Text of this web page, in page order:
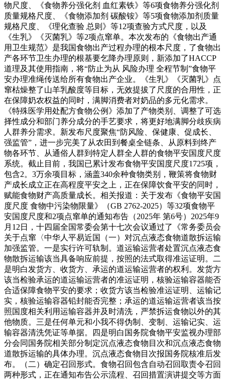
物尺度、《食物养分强化剂 血红素铁》等6项食物养分强化剂
质量规格尺度、《食物添加剂 碳酸铵》等5项食物添加剂质量
规格尺度、《理化查验 总则》等12项查验方式尺度，以及
《生乳》《灭菌乳》等2项点窜单。本次发布的《食物出产通
用卫生规范》是我国食物出产过程办理的根本尺度，了食物出
产各环节卫生办理的根基要乞降办理原则，新添加了HACCP
道理及其使用指南，将“防止为从 风险办理 全程节制”食物平
安办理准绳传送给所有食物出产企业。《生乳》《灭菌乳》点
窜枯燥整了山羊乳酸度等目标，无效提拔了尺度的合用性，正
在保障奶农权益的同时，满脚消费者对奶品的多元化需求。
《特殊医学用处配方食物公例》添加了产物类别、调整了可选
择性成分和部门养分成分的手艺要求，将更好地满脚分歧疾病
人群养分需求。新发布尺度聚焦“防风险、保健康、促成长、
强监管”，进一步完美了从农田到餐桌全链条、从原料到终产
物各环节、从通俗人群到特定人群全人群的食物平安国度尺度
系统。截止目前，我国已累计发布食物平安国度尺度1725项，
包含2。3万余项目标，涵盖340余种食物类别，鞭策将食物财
产成长成立正在高程度平安之上，正在保障饮食平安的同时，
赋能食物财产高质量成长。相关报道：关于发布《食物平安国
度尺度 食物中污染物限量》（GB 2762-2025）等32项食物平
安国度尺度和2项点窜单的通知布告（2025年 第6号）2025年9
月12日，十四届全国常委会第十七次会议通过了《常务委员会
关于点窜〈中华人平易近国（一）对沉点液态食物道散拆运输
加强监管。一是实行许可轨制。道运输运营者处置沉点液态食
物散拆运输该当具备响应前提，按照的法式取得准运证明。二
是明白发货方、收货方、承运的道运输运营者的权利。发货方
该当检验承运的道运输运营者的准运证明，核验运输容器能否
合适保障食物平安的要求；收货方该当检验准运证明、运输记
实，核验运输容器铅封能否完整；承运的道运输运营者该当按
照国度相关利用运输容器并及时清洗，严禁拆运食物以外的其
他物质。三是任何单元和小我不得伪制、变制、运输记实、运
输容器清洗凭证等单据。四是明白国务院食物平安监视办理部
分会同国务院相关部分制定沉点液态食物目次和沉点液态食物
道散拆运输的具体办理。沉点液态食物目次报国务院核准后发
布。（二）确定召回形式。食物召回包含自动召回取责令召回
两种形式，正在通知布告公示流程、召回措置演讲提交等方面